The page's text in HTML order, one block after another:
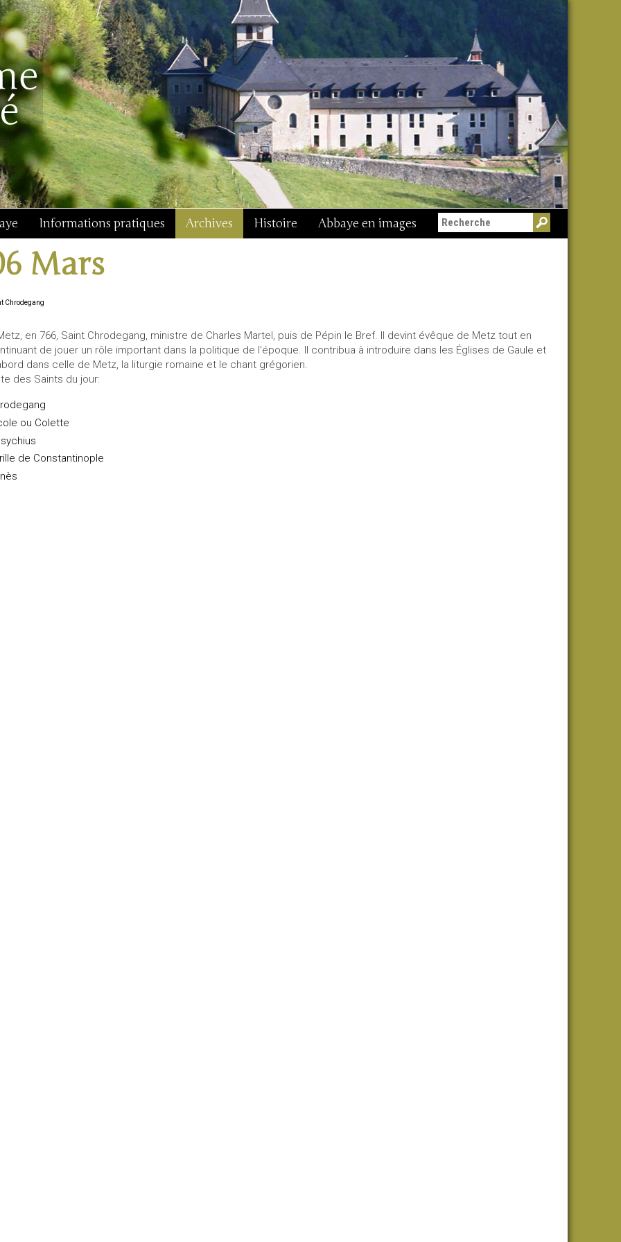
Informations pratiques Archives Histoire Abbaye en images
Mars
Chrodegang
en 766, Saint Chrodegang, ministre de Charles Martel, puis de Pépin le Bref. Il devint évêque de Metz tout en
de jouer un rôle important dans la politique de l'époque. Il contribua à introduire dans les Églises de Gaule et
dans celle de Metz, la liturgie romaine et le chant grégorien.
des Saints du jour:
ou Colette
de Constantinople